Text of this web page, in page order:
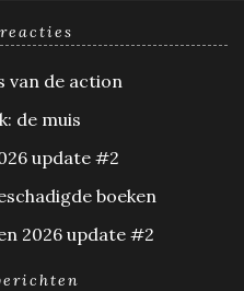
van de action
de muis
update #2
boeken
2026 update #2